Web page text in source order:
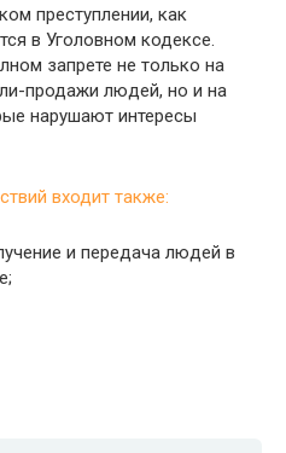
преступлении, как
в Уголовном кодексе.
запрете не только на
продажи людей, но и на
нарушают интересы
входит также:
и передача людей в